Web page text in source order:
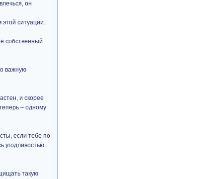
он
этой ситуации.
собственный
важную
и скорее
– одному
если тебе по
угодливостью.
такую